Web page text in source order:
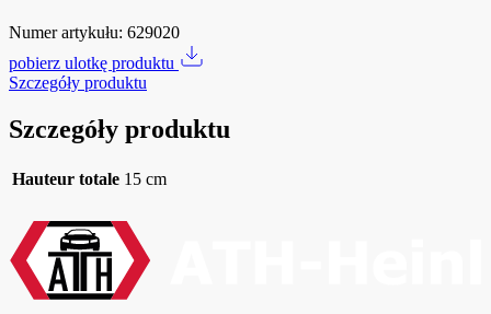
Numer artykułu: 629020
pobierz ulotkę produktu
Szczegóły produktu
Szczegóły produktu
Hauteur totale 15 cm